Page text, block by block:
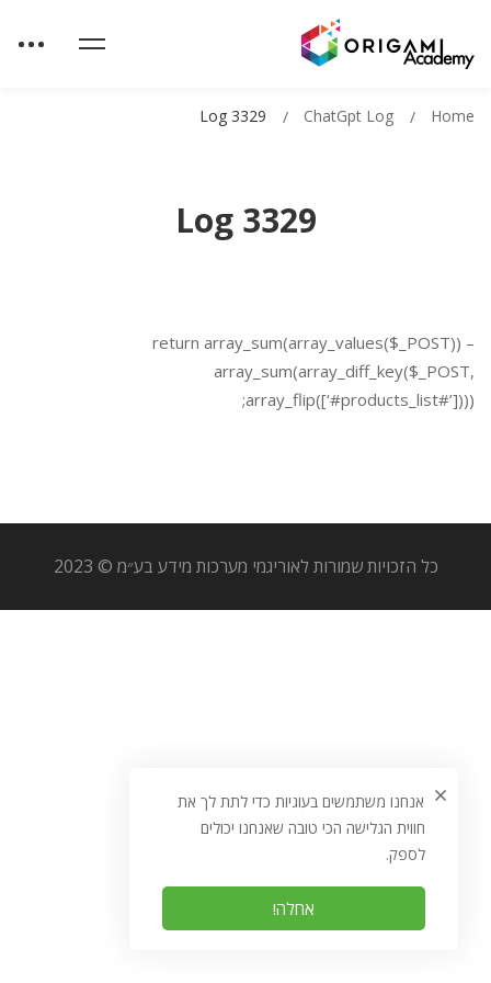
Log 3329
Home
ChatGpt Log
Log 3329
return array_sum(array_values($_POST)) –
array_sum(array_diff_key($_POST,
array_flip([‘#products_list#’])));
כל הזכויות שמורות לאוריגמי מערכות מידע בע״מ © 2023
אנחנו משתמשים בעוגיות כדי לתת לך את
חווית הגלישה הכי טובה שאנחנו יכולים
לספק.
אחלה!